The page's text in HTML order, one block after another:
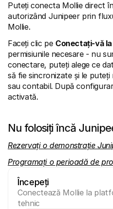
Puteți conecta Mollie direct
autorizând Junipeer prin
Mollie.
Faceți clic pe Conectați-vă
permisiunile necesare - nu
conectare, puteți alege ce
să fie sincronizate și le puteți
sau contabil. După
activată.
Nu folosiți încă
Rezervați o demonstrație
Programați o perioadă de
Începeți
Conectează Mollie la
tehnic